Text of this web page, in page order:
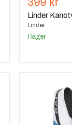
pris
399 kr
Linder
Linder
I lager
Vit/Turkos